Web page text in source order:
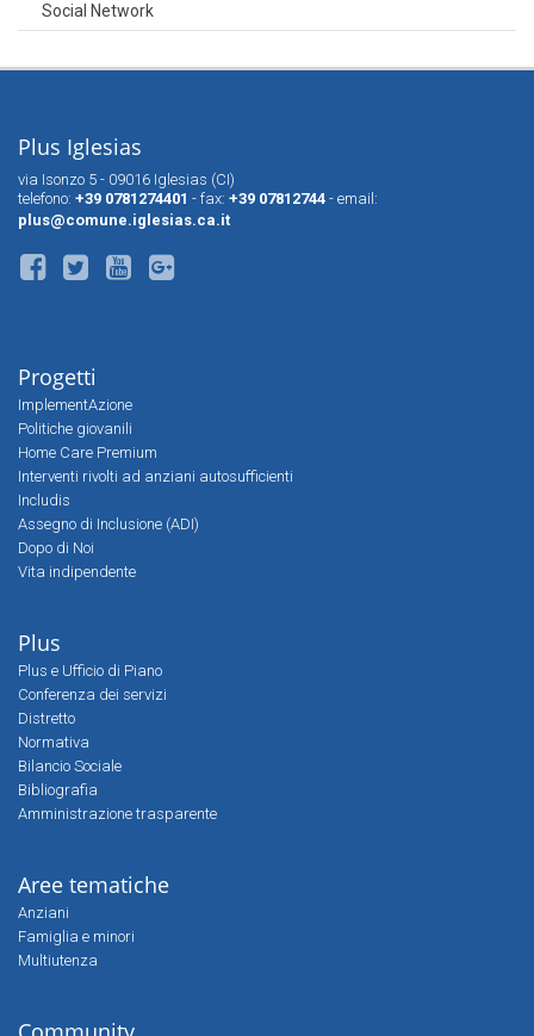
Social Network
Plus Iglesias
via Isonzo 5 - 09016 Iglesias (CI)
telefono: +39 0781274401 - fax: +39 07812744 - email:
plus@comune.iglesias.ca.it
Progetti
ImplementAzione
Politiche giovanili
Home Care Premium
Interventi rivolti ad anziani autosufficienti
Includis
Assegno di Inclusione (ADI)
Dopo di Noi
Vita indipendente
Plus
Plus e Ufficio di Piano
Conferenza dei servizi
Distretto
Normativa
Bilancio Sociale
Bibliografia
Amministrazione trasparente
Aree tematiche
Anziani
Famiglia e minori
Multiutenza